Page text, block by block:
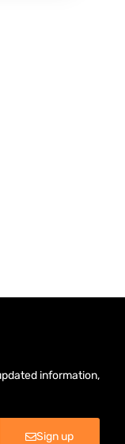
information,
Sign up